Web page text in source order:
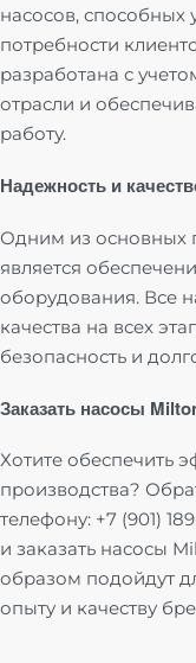
насосов, способных
потребности
разработана с
отрасли и
работу.
Надежность и
Одним из основных
является
оборудования. Все
качества на всех
безопасность и
Заказать насосы
Хотите обеспечить
производства?
телефону: +7 (901)
и заказать насосы
образом подойдут
опыту и качеству